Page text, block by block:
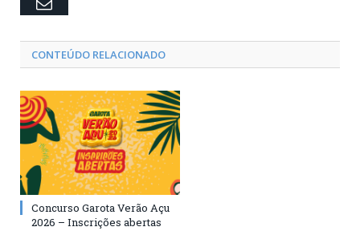
CONTEÚDO RELACIONADO
Concurso Garota Verão Açu
2026 – Inscrições abertas